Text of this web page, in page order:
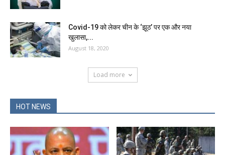
Covid-19 को लेकर चीन के ‘झूठ’ पर एक और नया
खुलासा,...
August 18, 2020
Load more
HOT NEWS